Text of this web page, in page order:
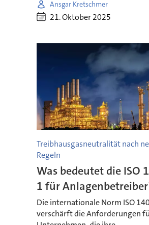
Ansgar Kretschmer
21. Oktober 2025
Treibhausgasneutralität nach
Regeln
Was bedeutet die ISO
1 für
Die internationale Norm ISO
verschärft die Anforderungen